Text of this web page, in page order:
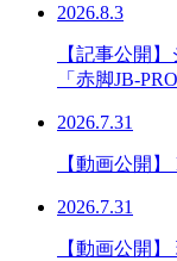
2026.8.3
【記事公開
「赤脚JB-
2026.7.31
【動画公開
2026.7.31
【動画公開